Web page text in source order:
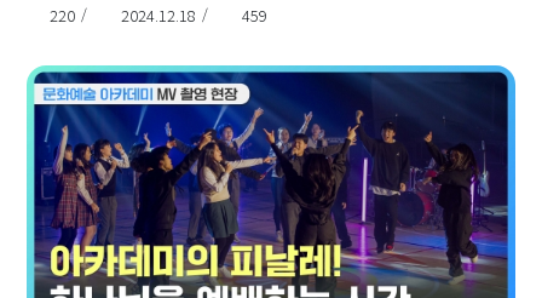
220 2024.12.18 459